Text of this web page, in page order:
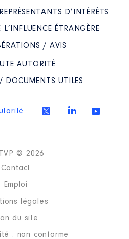
D’INTÉRÊTS
L’INFLUENCE ÉTRANGÈRE
/ AVIS
AUTORITÉ
/ DOCUMENTS UTILES
© 2026
Contact
Emploi
légales
du site
: non conforme